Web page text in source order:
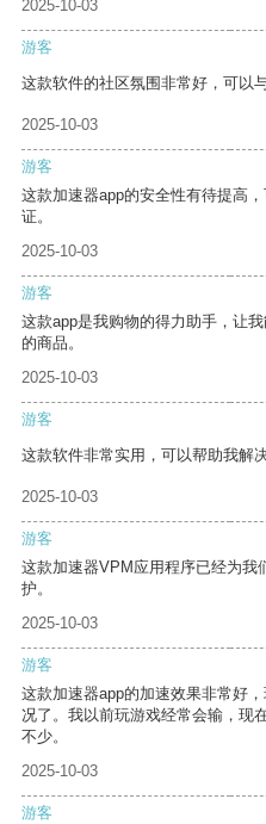
2025-10-03
游客
这款软件的社区氛围非常好，可以
2025-10-03
游客
这款加速器app的安全性有待提高
证。
2025-10-03
游客
这款app是我购物的得力助手，让
的商品。
2025-10-03
游客
这款软件非常实用，可以帮助我解
2025-10-03
游客
这款加速器VPM应用程序已经为我
护。
2025-10-03
游客
这款加速器app的加速效果非常好
况了。我以前玩游戏经常会输，现
不少。
2025-10-03
游客